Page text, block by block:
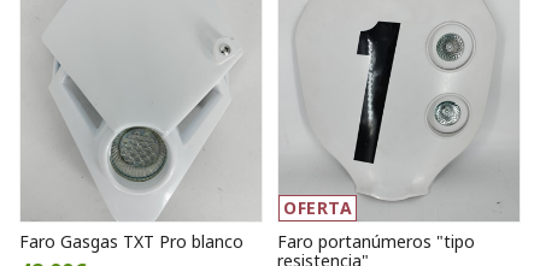
Faro Gasgas TXT Pro blanco
OFERTA
Faro portanúmeros "tipo
resistencia"